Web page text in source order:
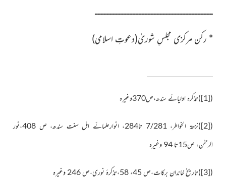
ــــــــــــــــــــــــــــــــــــــــــــــــــــــــــــــــــــــــــــــ
* رکن مرکزی مجلسِ شوریٰ(دعوتِ اسلامی)
(
[1]
)تذکرہ اولیائے سندھ،ص370وغیرہ
(
[2]
)
نزھۃ الخواطر، 7/281 تا284، انوارعلمائے اہل سنت سندھ، ص 408،نور
الرحمٰن، ص15تا 94 وغیرہ
(
[3]
)تاریخ خاندان برکات،ص 45، 58،تذکرۂ نوری،ص 246 وغیرہ